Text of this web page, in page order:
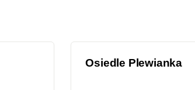
Osiedle Plewianka